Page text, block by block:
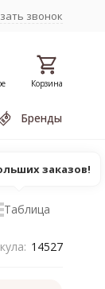
звонок
Корзина
Бренды
Таблица
14527
заказов!